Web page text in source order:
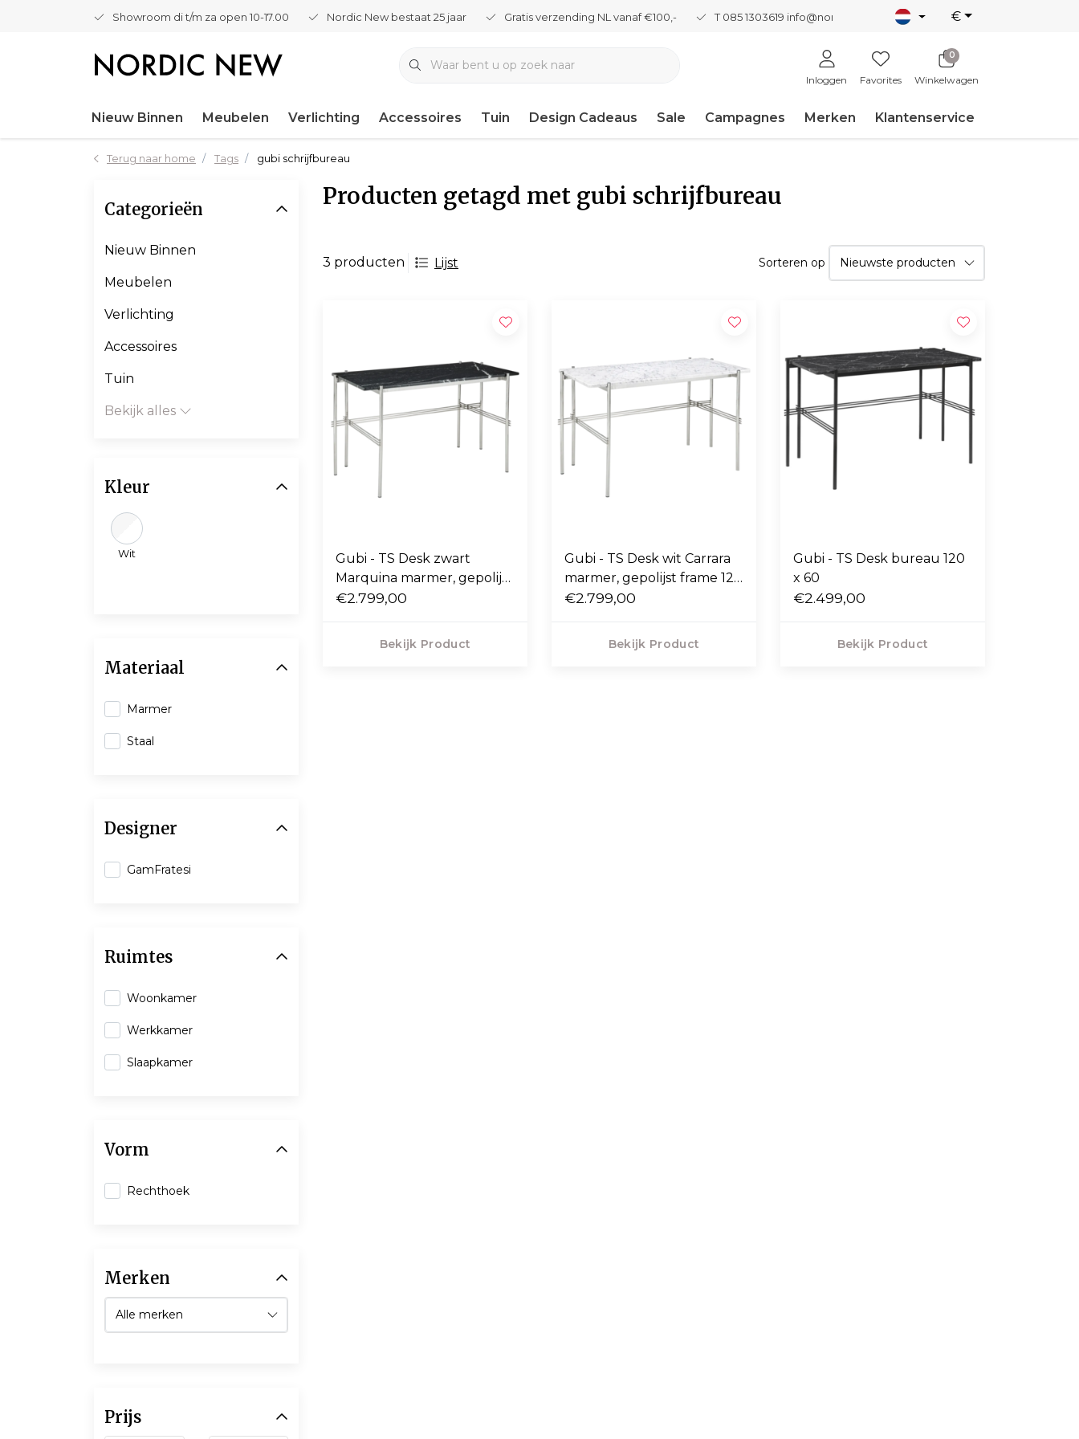
Showroom di t/m za open 10-17.00 Nordic New bestaat 25 jaar Gratis verzending NL vanaf €100,- T 085 1303619 info@nordicnew.nl €
Inloggen Favorites
0
Winkelwagen
Nieuw Binnen Meubelen Verlichting Accessoires Tuin Design Cadeaus Sale Campagnes Merken Klantenservice
Terug naar home Tags gubi schrijfbureau
Producten getagd met gubi schrijfbureau
3 producten Lijst Sorteren op
Gubi - TS Desk zwart
Marquina marmer, gepolijst
frame 120 x 60
€2.799,00
Bekijk Product
Gubi - TS Desk wit Carrara
marmer, gepolijst frame 120
x 60
€2.799,00
Bekijk Product
Gubi - TS Desk bureau 120
x 60
€2.499,00
Bekijk Product
Categorieën
Nieuw Binnen
Meubelen
Verlichting
Accessoires
Tuin
Bekijk alles
Kleur
Wit
Materiaal
Marmer
Staal
Designer
GamFratesi
Ruimtes
Woonkamer
Werkkamer
Slaapkamer
Vorm
Rechthoek
Merken
Prijs